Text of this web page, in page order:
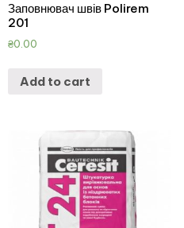
Заповнювач швів Polirem
201
₴0.00
Add to cart